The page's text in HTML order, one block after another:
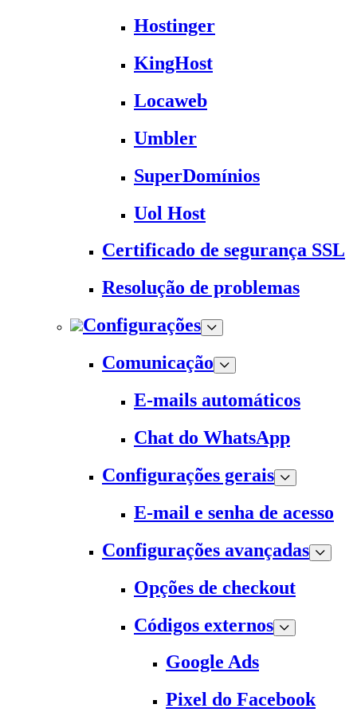
Hostinger
KingHost
Locaweb
Umbler
SuperDomínios
Uol Host
Certificado de segurança SSL
Resolução de problemas
Configurações
Comunicação
E-mails automáticos
Chat do WhatsApp
Configurações gerais
E-mail e senha de acesso
Configurações avançadas
Opções de checkout
Códigos externos
Google Ads
Pixel do Facebook